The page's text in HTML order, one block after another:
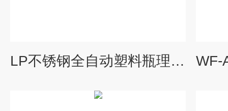
LP不锈钢全自动塑料瓶理瓶机 理瓶机/吹瓶机/洗瓶机